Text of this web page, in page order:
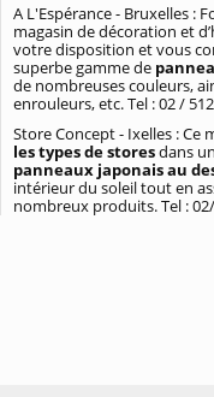
A L'Espérance - Bruxelles :
magasin de décoration et
votre disposition et vous
superbe gamme de
de nombreuses couleurs,
enrouleurs, etc. Tel : 02 /
Store Concept - Ixelles : Ce
les types de storesdans
panneaux japonais au
intérieur du soleil tout en
nombreux produits. Tel :